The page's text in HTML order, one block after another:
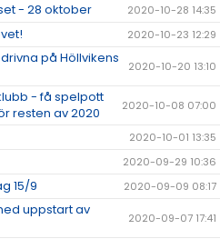
- 28 oktober 2020-10-28 14:35
2020-10-23 12:29
på Höllvikens
2020-10-20 13:10
- få spelpott
resten av 2020
2020-10-08 07:00
2020-10-01 13:35
2020-09-29 10:36
15/9 2020-09-09 08:17
uppstart av
2020-09-07 17:41